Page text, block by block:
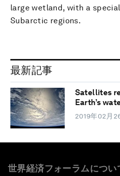
large wetland, with a
Subarctic regions.
最新記事
Satellites
Earth’s
2019年02月
世界経済フォーラムについ